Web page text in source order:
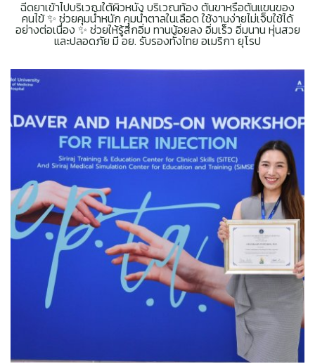
ฉีดยาเข้าไปบริเวณใต้ผิวหนัง บริเวณท้อง ต้นขาหรือต้นแขนของ
คนไข้ ✨ ช่วยคุมน้ำหนัก คุมน้ำตาลในเลือด ใช้งานง่ายไม่เจ็บใช้ได้
อย่างต่อเนื่อง ✨ ช่วยให้รู้สึกอิ่ม ทานน้อยลง อิ่มเร็ว อิ่มนาน หุ่นสวย
และปลอดภัย มี อย. รับรองทั้งไทย อเมริกา ยุโรป